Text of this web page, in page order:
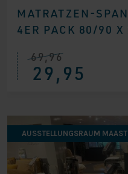
MATRATZEN-
4ER PACK 80/90 X
69,96
Ursprünglicher
Preis
war:
29,95
Aktueller
Preis
ist:
AUSSTELLUNGSRAUM